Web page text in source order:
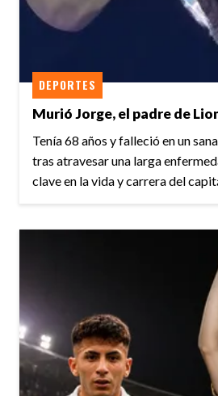
Murió Jorge, el padre de
DEPORTES
Tenía 68 años y falleció en un
tras atravesar una larga
clave en la vida y carrera del